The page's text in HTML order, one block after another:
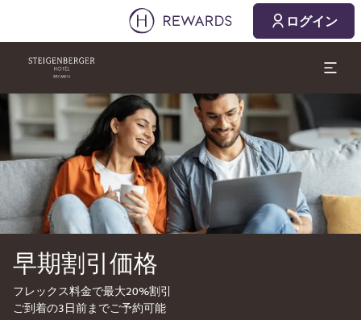
ログイン
スライド1 1
早期割引価格
フレックス料金で最大20%割引
ご到着の3日前までご予約可能